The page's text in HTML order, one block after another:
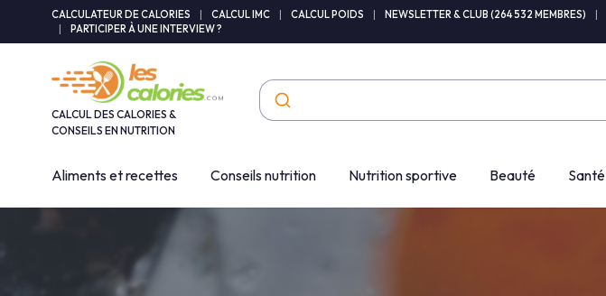
CALCULATEUR DE CALORIES CALCUL IMC CALCUL POIDS NEWSLETTER & CLUB (264 532 MEMBRES)
PARTICIPER À UNE INTERVIEW ?
CALCUL DES CALORIES &
CONSEILS EN NUTRITION
Aliments et recettes Conseils nutrition Nutrition sportive Beauté Santé
Panneau de gestion des cookies